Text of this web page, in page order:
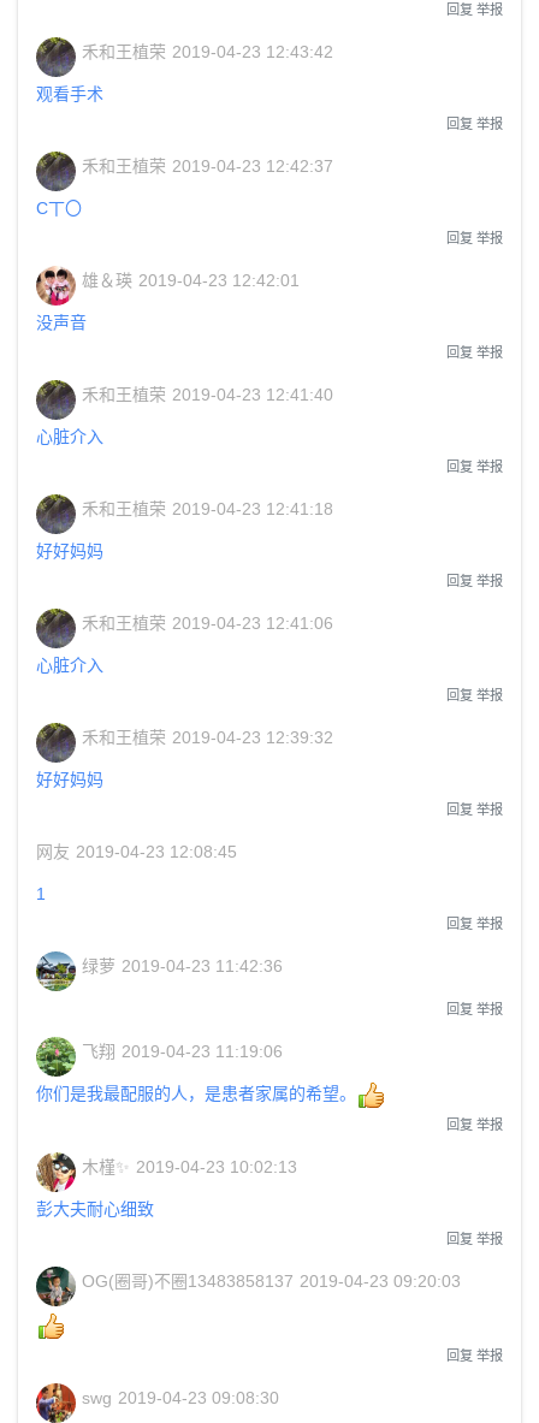
回复 举报
禾和王植荣 2019-04-23 12:43:42
观看手术
回复 举报
禾和王植荣 2019-04-23 12:42:37
C丅〇
回复 举报
雄＆瑛 2019-04-23 12:42:01
没声音
回复 举报
禾和王植荣 2019-04-23 12:41:40
心脏介入
回复 举报
禾和王植荣 2019-04-23 12:41:18
好好妈妈
回复 举报
禾和王植荣 2019-04-23 12:41:06
心脏介入
回复 举报
禾和王植荣 2019-04-23 12:39:32
好好妈妈
回复 举报
网友 2019-04-23 12:08:45
1
回复 举报
绿萝 2019-04-23 11:42:36
回复 举报
飞翔 2019-04-23 11:19:06
你们是我最配服的人，是患者家属的希望。
回复 举报
木槿✨ 2019-04-23 10:02:13
彭大夫耐心细致
回复 举报
OG(圈哥)不圈13483858137 2019-04-23 09:20:03
回复 举报
swg 2019-04-23 09:08:30